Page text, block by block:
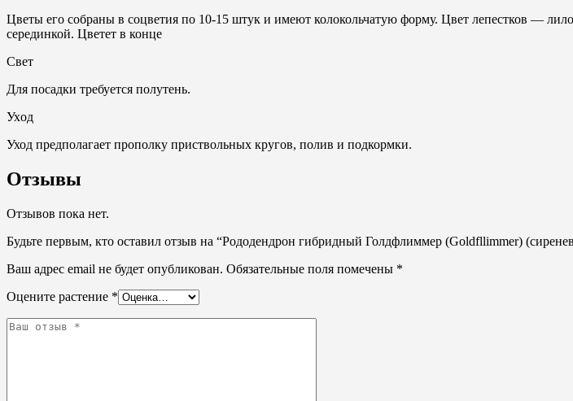
Цветы его собраны в соцветия по 10-15 штук и имеют колокольчатую форму. Цвет лепестков —
серединкой. Цветет в конце
Свет
Для посадки требуется полутень.
Ухoд
Уход предполагает прополку приствольных кругов, полив и подкормки.
Отзывы
Отзывов пока нет.
Будьте первым, кто оставил отзыв на “Рододендрон гибридный Голдфлиммер (Goldfllimmer)
Ваш адрес email не будет опубликован. Обязательные поля помечены *
Оцените растение *